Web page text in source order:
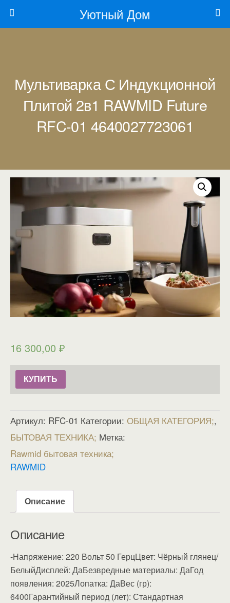
Уютный Дом
Мультиварка С Индукционной
Плитой 2в1 RAWMID Future
RFC-01 4640027723061
16 300,00 ₽
КУПИТЬ
Артикул: RFC-01 Категории: ОБЩАЯ КАТЕГОРИЯ ,
БЫТОВАЯ ТЕХНИКА Метка:
Rawmid бытовая техника
RAWMID
Описание
Описание
-Напряжение: 220 Вольт 50 ГерцЦвет: Чёрный глянец/
БелыйДисплей: ДаБезвредные материалы: ДаГод
появления: 2025Лопатка: ДаВес (гр):
6400Гарантийный период (лет): Стандартная